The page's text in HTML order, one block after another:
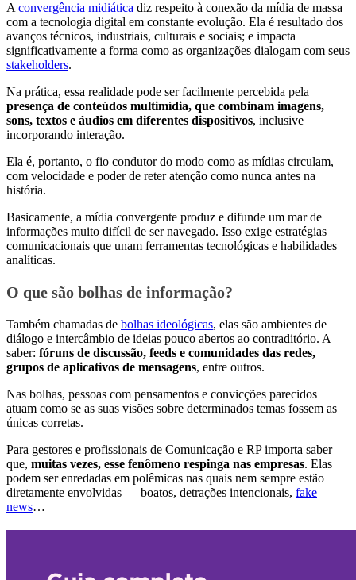
A convergência midiática diz respeito à conexão da mídia de massa
com a tecnologia digital em constante evolução. Ela é resultado dos
avanços técnicos, industriais, culturais e sociais; e impacta
significativamente a forma como as organizações dialogam com seus
stakeholders.
Na prática, essa realidade pode ser facilmente percebida pela
presença de conteúdos multimídia, que combinam imagens,
sons, textos e áudios em diferentes dispositivos, inclusive
incorporando interação.
Ela é, portanto, o fio condutor do modo como as mídias circulam,
com velocidade e poder de reter atenção como nunca antes na
história.
Basicamente, a mídia convergente produz e difunde um mar de
informações muito difícil de ser navegado. Isso exige estratégias
comunicacionais que unam ferramentas tecnológicas e habilidades
analíticas.
O que são bolhas de informação?
Também chamadas de bolhas ideológicas, elas são ambientes de
diálogo e intercâmbio de ideias pouco abertos ao contraditório. A
saber: fóruns de discussão, feeds e comunidades das redes,
grupos de aplicativos de mensagens, entre outros.
Nas bolhas, pessoas com pensamentos e convicções parecidos
atuam como se as suas visões sobre determinados temas fossem as
únicas corretas.
Para gestores e profissionais de Comunicação e RP importa saber
que, muitas vezes, esse fenômeno respinga nas empresas. Elas
podem ser enredadas em polêmicas nas quais nem sempre estão
diretamente envolvidas — boatos, detrações intencionais, fake
news…